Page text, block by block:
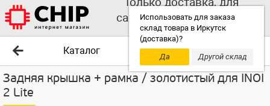
Использовать для заказа
склад товара в Иркутск
(доставка)?
Да
Другой склад
самовывоза выбирайте
другой склад!
Каталог
Задняя крышка + рамка / золотистый для INOI
2 Lite